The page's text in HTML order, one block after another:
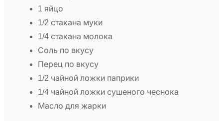
1 яйцо
1/2 стакана муки
1/4 стакана молока
Соль по вкусу
Перец по вкусу
1/2 чайной ложки паприки
1/4 чайной ложки сушеного чеснока
Масло для жарки